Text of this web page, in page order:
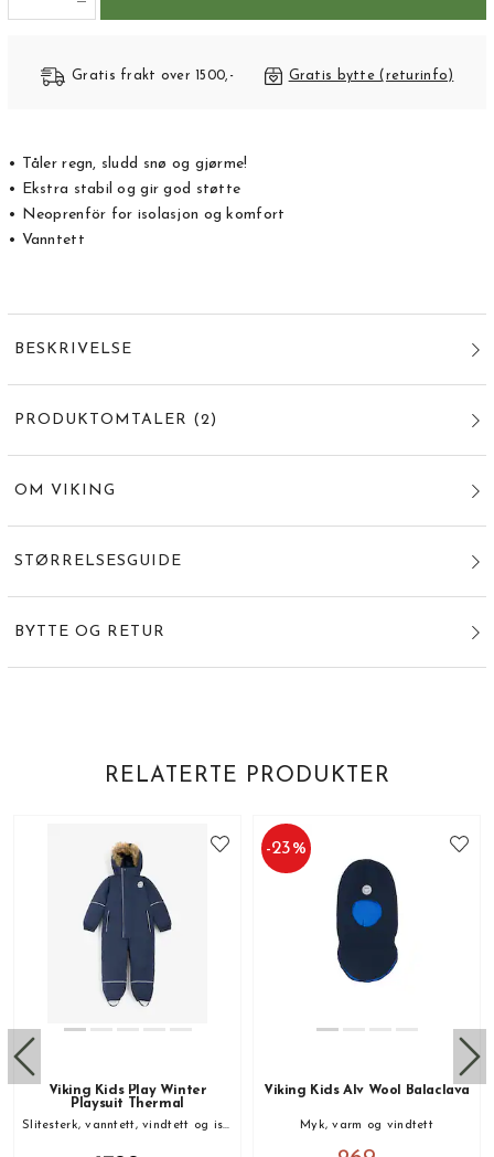
Gratis frakt over 1500,- Gratis bytte (returinfo)
• Tåler regn, sludd snø og gjørme!
• Ekstra stabil og gir god støtte
• Neoprenför for isolasjon og komfort
• Vanntett
BESKRIVELSE
PRODUKTOMTALER (2)
OM VIKING
STØRRELSESGUIDE
BYTTE OG RETUR
RELATERTE PRODUKTER
Viking Kids Play Winter
Playsuit Thermal
Slitesterk, vanntett, vindtett og isolert vinterdress!
-23%
Viking Kids Alv Wool Balaclava
Myk, varm og vindtett